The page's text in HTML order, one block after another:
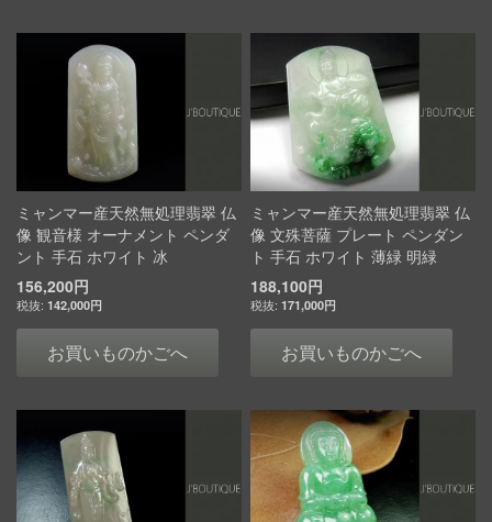
ミャンマー産天然無処理翡翠 仏
像 観音様 オーナメント ペンダ
ント 手石 ホワイト 冰
156,200円
142,000円
お買いものかごへ
ミャンマー産天然無処理翡翠 仏
像 文殊菩薩 プレート ペンダン
ト 手石 ホワイト 薄緑 明緑
188,100円
171,000円
お買いものかごへ